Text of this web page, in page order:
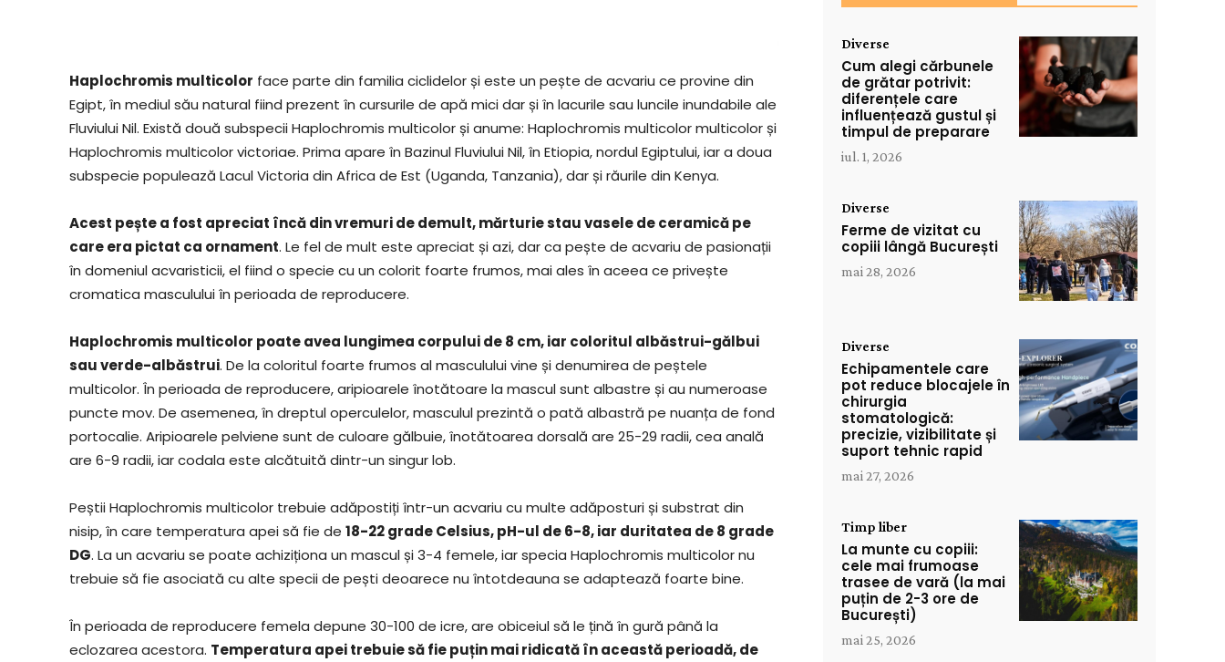
Haplochromis multicolor face parte din familia ciclidelor și este un pește de acvariu ce provine din
Egipt, în mediul său natural fiind prezent în cursurile de apă mici dar și în lacurile sau luncile inundabile ale
Fluviului Nil. Există două subspecii Haplochromis multicolor și anume: Haplochromis multicolor multicolor și
Haplochromis multicolor victoriae. Prima apare în Bazinul Fluviului Nil, în Etiopia, nordul Egiptului, iar a doua
subspecie populează Lacul Victoria din Africa de Est (Uganda, Tanzania), dar și răurile din Kenya.
Acest pește a fost apreciat încă din vremuri de demult, mărturie stau vasele de ceramică pe
care era pictat ca ornament. Le fel de mult este apreciat și azi, dar ca pește de acvariu de pasionații
în domeniul acvaristicii, el fiind o specie cu un colorit foarte frumos, mai ales în aceea ce privește
cromatica masculului în perioada de reproducere.
Haplochromis multicolor poate avea lungimea corpului de 8 cm, iar coloritul albăstrui-gălbui
sau verde-albăstrui. De la coloritul foarte frumos al masculului vine și denumirea de peștele
multicolor. În perioada de reproducere, aripioarele înotătoare la mascul sunt albastre și au numeroase
puncte mov. De asemenea, în dreptul operculelor, masculul prezintă o pată albastră pe nuanța de fond
portocalie. Aripioarele pelviene sunt de culoare gălbuie, înotătoarea dorsală are 25-29 radii, cea anală
are 6-9 radii, iar codala este alcătuită dintr-un singur lob.
Peștii Haplochromis multicolor trebuie adăpostiți într-un acvariu cu multe adăposturi și substrat din
nisip, în care temperatura apei să fie de 18-22 grade Celsius, pH-ul de 6-8, iar duritatea de 8 grade
DG. La un acvariu se poate achiziționa un mascul și 3-4 femele, iar specia Haplochromis multicolor nu
trebuie să fie asociată cu alte specii de pești deoarece nu întotdeauna se adaptează foarte bine.
În perioada de reproducere femela depune 30-100 de icre, are obiceiul să le țină în gură până la
eclozarea acestora. Temperatura apei trebuie să fie puțin mai ridicată în această perioadă, de
Diverse
Cum alegi cărbunele
de grătar potrivit:
diferențele care
influențează gustul și
timpul de preparare
iul. 1, 2026
Diverse
Ferme de vizitat cu
copiii lângă București
mai 28, 2026
Diverse
Echipamentele care
pot reduce blocajele în
chirurgia
stomatologică:
precizie, vizibilitate și
suport tehnic rapid
mai 27, 2026
Timp liber
La munte cu copiii:
cele mai frumoase
trasee de vară (la mai
puțin de 2-3 ore de
București)
mai 25, 2026